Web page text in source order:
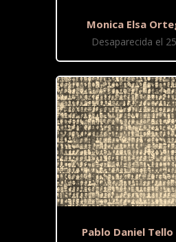
Monica Elsa
Desaparecida el
Pablo Daniel